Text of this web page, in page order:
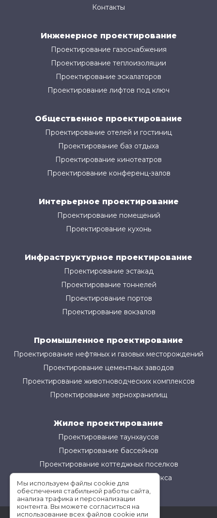
Контакты
Инженерное проектирование
Проектирование газоснабжения
Проектирование теплоизоляции
Проектирование эскалаторов
Проектирование лифтов под ключ
Общественное проектирование
Проектирование отелей и гостиниц
Проектирование баз отдыха
Проектирование кинотеатров
Проектирование конференц-залов
Интерьерное проектирование
Проектирование помещений
Проектирование кухонь
Инфраструктурное проектирование
Проектирование эстакад
Проектирование тоннелей
Проектирование портов
Проектирование вокзалов
Промышленное проектирование
Проектирование нефтяных и газовых месторождений
Проектирование цементных заводов
Проектирование животноводческих комплексов
Проектирование зернохранилищ
Жилое проектирование
Проектирование таунхаусов
Проектирование бассейнов
Проектирование коттеджных поселков
Проектирование жилого комплекса
Мы используем файлы cookie для
обеспечения стабильной работы сайта,
анализа трафика и персонализации
контента. Вы можете согласиться на
использование всех файлов cookie или